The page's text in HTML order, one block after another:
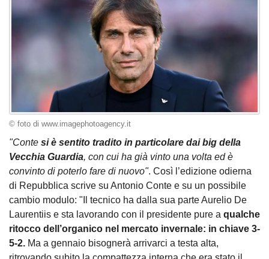
© foto di www.imagephotoagency.it
"Conte si è sentito tradito in particolare dai big della
Vecchia Guardia, con cui ha già vinto una volta ed è
convinto di poterlo fare di nuovo". Così l’edizione odierna
di Repubblica scrive su Antonio Conte e su un possibile
cambio modulo: "Il tecnico ha dalla sua parte Aurelio De
Laurentiis e sta lavorando con il presidente pure a qualche
ritocco dell’organico nel mercato invernale: in chiave 3-
5-2. Ma a gennaio bisognerà arrivarci a testa alta,